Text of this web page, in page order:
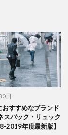
日
すすめなブランド
スバック・リュック
2019年度最新版】